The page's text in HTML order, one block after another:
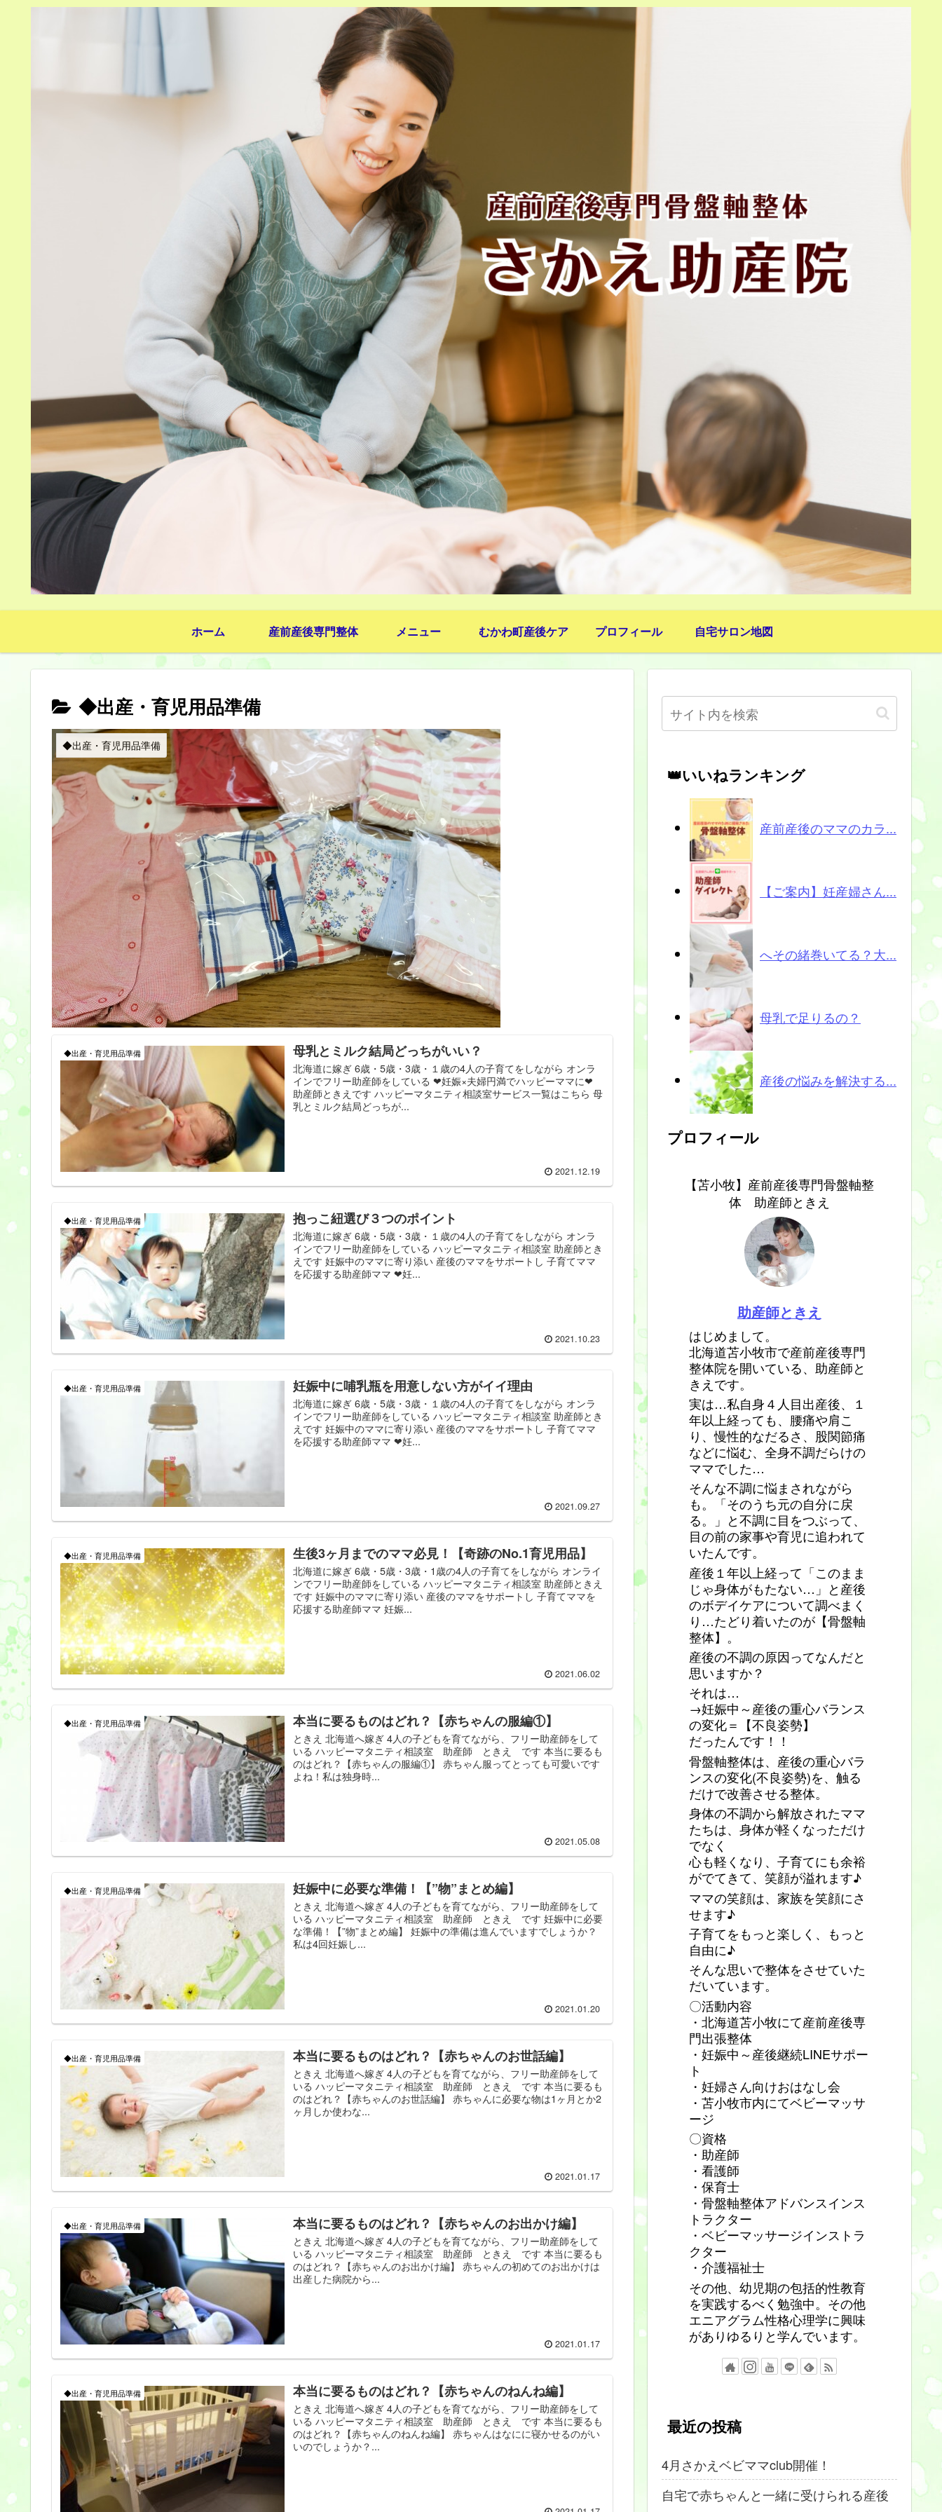
ホーム 産前産後専門整体 メニュー むかわ町産後ケア プロフィール 自宅サロン地図
◆出産・育児用品準備
◆出産・育児用品準備
◆出産・育児用品準備 母乳とミルク結局どっちがいい？
北海道に嫁ぎ 6歳・5歳・3歳・１歳の4人の子育てをしながら オンラ
インでフリー助産師をしている ❤妊娠×夫婦円満でハッピーママに❤
助産師ときえです ハッピーマタニティ相談室サービス一覧はこちら 母
乳とミルク結局どっちが...
2021.12.19
◆出産・育児用品準備 抱っこ紐選び３つのポイント
北海道に嫁ぎ 6歳・5歳・3歳・１歳の4人の子育てをしながら オンラ
インでフリー助産師をしている ハッピーマタニティ相談室 助産師とき
えです 妊娠中のママに寄り添い 産後のママをサポートし 子育てママ
を応援する助産師ママ ❤妊...
2021.10.23
◆出産・育児用品準備 妊娠中に哺乳瓶を用意しない方がイイ理由
北海道に嫁ぎ 6歳・5歳・3歳・１歳の4人の子育てをしながら オンラ
インでフリー助産師をしている ハッピーマタニティ相談室 助産師とき
えです 妊娠中のママに寄り添い 産後のママをサポートし 子育てママ
を応援する助産師ママ ❤妊...
2021.09.27
◆出産・育児用品準備 生後3ヶ月までのママ必見！【奇跡のNo.1育児用品】
北海道に嫁ぎ 6歳・5歳・3歳・1歳の4人の子育てをしながら オンライ
ンでフリー助産師をしている ハッピーマタニティ相談室 助産師ときえ
です 妊娠中のママに寄り添い 産後のママをサポートし 子育てママを
応援する助産師ママ 妊娠...
2021.06.02
◆出産・育児用品準備 本当に要るものはどれ？【赤ちゃんの服編①】
ときえ 北海道へ嫁ぎ 4人の子どもを育てながら、フリー助産師をして
いる ハッピーマタニティ相談室 助産師 ときえ です 本当に要るも
のはどれ？【赤ちゃんの服編①】 赤ちゃん服ってとっても可愛いです
よね！私は独身時...
2021.05.08
◆出産・育児用品準備 妊娠中に必要な準備！【”物”まとめ編】
ときえ 北海道へ嫁ぎ 4人の子どもを育てながら、フリー助産師をして
いる ハッピーマタニティ相談室 助産師 ときえ です 妊娠中に必要
な準備！【”物”まとめ編】 妊娠中の準備は進んでいますでしょうか？
私は4回妊娠し...
2021.01.20
◆出産・育児用品準備 本当に要るものはどれ？【赤ちゃんのお世話編】
ときえ 北海道へ嫁ぎ 4人の子どもを育てながら、フリー助産師をして
いる ハッピーマタニティ相談室 助産師 ときえ です 本当に要るも
のはどれ？【赤ちゃんのお世話編】 赤ちゃんに必要な物は1ヶ月とか2
ヶ月しか使わな...
2021.01.17
◆出産・育児用品準備 本当に要るものはどれ？【赤ちゃんのお出かけ編】
ときえ 北海道へ嫁ぎ 4人の子どもを育てながら、フリー助産師をして
いる ハッピーマタニティ相談室 助産師 ときえ です 本当に要るも
のはどれ？【赤ちゃんのお出かけ編】 赤ちゃんの初めてのお出かけは
出産した病院から...
2021.01.17
◆出産・育児用品準備 本当に要るものはどれ？【赤ちゃんのねんね編】
ときえ 北海道へ嫁ぎ 4人の子どもを育てながら、フリー助産師をして
いる ハッピーマタニティ相談室 助産師 ときえ です 本当に要るも
のはどれ？【赤ちゃんのねんね編】 赤ちゃんはなにに寝かせるのがい
いのでしょうか？...
👑いいねランキング
産前産後のママのカラ...
【ご案内】妊産婦さん...
へその緒巻いてる？大...
母乳で足りるの？
産後の悩みを解決する...
プロフィール
【苫小牧】産前産後専門骨盤軸整
体 助産師ときえ
助産師ときえ
はじめまして。
北海道苫小牧市で産前産後専門
整体院を開いている、助産師と
きえです。
実は…私自身４人目出産後、１
年以上経っても、腰痛や肩こ
り、慢性的なだるさ、股関節痛
などに悩む、全身不調だらけの
ママでした…
そんな不調に悩まされながら
も。「そのうち元の自分に戻
る。」と不調に目をつぶって、
目の前の家事や育児に追われて
いたんです。
産後１年以上経って「このまま
じゃ身体がもたない…」と産後
のボデイケアについて調べまく
り…たどり着いたのが【骨盤軸
整体】。
産後の不調の原因ってなんだと
思いますか？
それは…
→妊娠中～産後の重心バランス
の変化＝【不良姿勢】
だったんです！！
骨盤軸整体は、産後の重心バラ
ンスの変化(不良姿勢)を、触る
だけで改善させる整体。
身体の不調から解放されたママ
たちは、身体が軽くなっただけ
でなく
心も軽くなり、子育てにも余裕
がでてきて、笑顔が溢れます♪
ママの笑顔は、家族を笑顔にさ
せます♪
子育てをもっと楽しく、もっと
自由に♪
そんな思いで整体をさせていた
だいています。
〇活動内容
・北海道苫小牧にて産前産後専
門出張整体
・妊娠中～産後継続LINEサポー
ト
・妊婦さん向けおはなし会
・苫小牧市内にてベビーマッサ
ージ
〇資格
・助産師
・看護師
・保育士
・骨盤軸整体アドバンスインス
トラクター
・ベビーマッサージインストラ
クター
・介護福祉士
その他、幼児期の包括的性教育
を実践するべく勉強中。その他
エニアグラム性格心理学に興味
がありゆるりと学んでいます。
最近の投稿
4月さかえベビママclub開催！
自宅で赤ちゃんと一緒に受けられる産後